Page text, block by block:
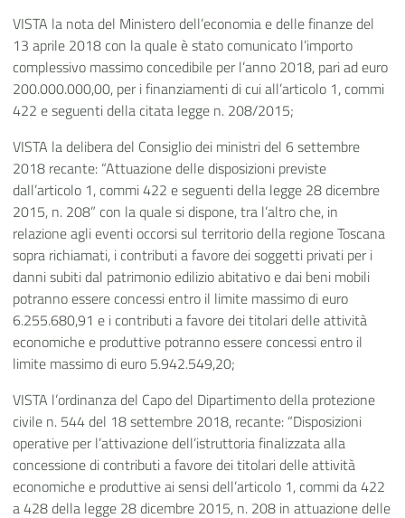
VISTA la nota del Ministero dell’economia e delle finanze del
13 aprile 2018 con la quale è stato comunicato l’importo
complessivo massimo concedibile per l’anno 2018, pari ad euro
200.000.000,00, per i finanziamenti di cui all’articolo 1, commi
422 e seguenti della citata legge n. 208/2015;
VISTA la delibera del Consiglio dei ministri del 6 settembre
2018 recante: “Attuazione delle disposizioni previste
dall’articolo 1, commi 422 e seguenti della legge 28 dicembre
2015, n. 208” con la quale si dispone, tra l’altro che, in
relazione agli eventi occorsi sul territorio della regione Toscana
sopra richiamati, i contributi a favore dei soggetti privati per i
danni subiti dal patrimonio edilizio abitativo e dai beni mobili
potranno essere concessi entro il limite massimo di euro
6.255.680,91 e i contributi a favore dei titolari delle attività
economiche e produttive potranno essere concessi entro il
limite massimo di euro 5.942.549,20;
VISTA l’ordinanza del Capo del Dipartimento della protezione
civile n. 544 del 18 settembre 2018, recante: “Disposizioni
operative per l’attivazione dell’istruttoria finalizzata alla
concessione di contributi a favore dei titolari delle attività
economiche e produttive ai sensi dell’articolo 1, commi da 422
a 428 della legge 28 dicembre 2015, n. 208 in attuazione delle